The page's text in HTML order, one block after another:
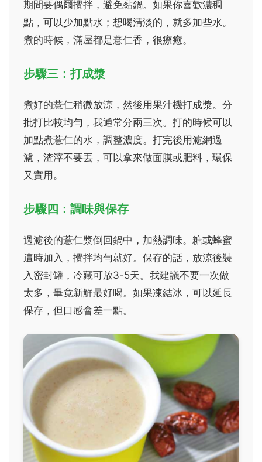
期間要偶爾攪拌，避免黏鍋。如果你喜歡濃稠
點，可以少加點水；想喝清淡的，就多加些水。
煮的時候，滿屋都是薏仁香，很療癒。
步驟三：打成漿
煮好的薏仁稍微放涼，然後用果汁機打成漿。分
批打比較均勻，我通常分兩三次。打的時候可以
加點煮薏仁的水，調整濃度。打完後用濾網過
濾，渣滓不要丟，可以拿來做面膜或肥料，環保
又實用。
步驟四：調味與保存
過濾後的薏仁漿倒回鍋中，加熱調味。糖或蜂蜜
這時加入，攪拌均勻就好。保存的話，放涼後裝
入密封罐，冷藏可放3-5天。我建議不要一次做
太多，畢竟新鮮最好喝。如果凍結冰，可以延長
保存，但口感會差一點。